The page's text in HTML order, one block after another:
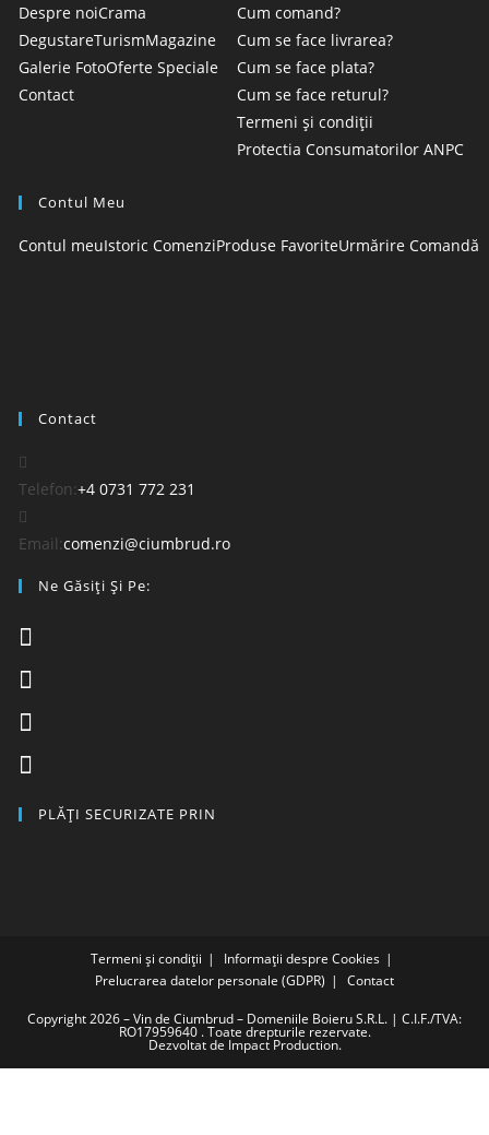
Despre noiCrama
DegustareTurismMagazine
Galerie FotoOferte Speciale
Contact
Cum comand?
Cum se face livrarea?
Cum se face plata?
Cum se face returul?
Termeni și condiții
Protectia Consumatorilor ANPC
Contul Meu
Contul meuIstoric ComenziProduse FavoriteUrmărire Comandă
Contact
Telefon:+4 0731 772 231
Email:comenzi@ciumbrud.ro
Ne Găsiți Și Pe:
PLĂȚI SECURIZATE PRIN
Termeni și condiții
Informații despre Cookies
Prelucrarea datelor personale (GDPR)
Contact
Copyright 2026 – Vin de Ciumbrud – Domeniile Boieru S.R.L. | C.I.F./TVA:
RO17959640 . Toate drepturile rezervate.
Dezvoltat de Impact Production.